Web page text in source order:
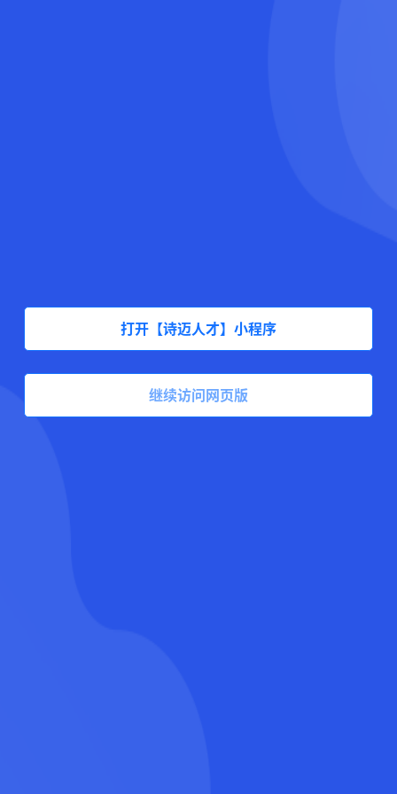
打开【诗迈人才】小程序
继续访问网页版